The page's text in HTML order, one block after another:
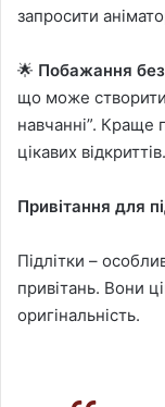
запросити
🌟 Побажання
що може
навчанні”. Краще
цікавих відкриттів.
Привітання для
Підлітки –
привітань. Вони
оригінальність.